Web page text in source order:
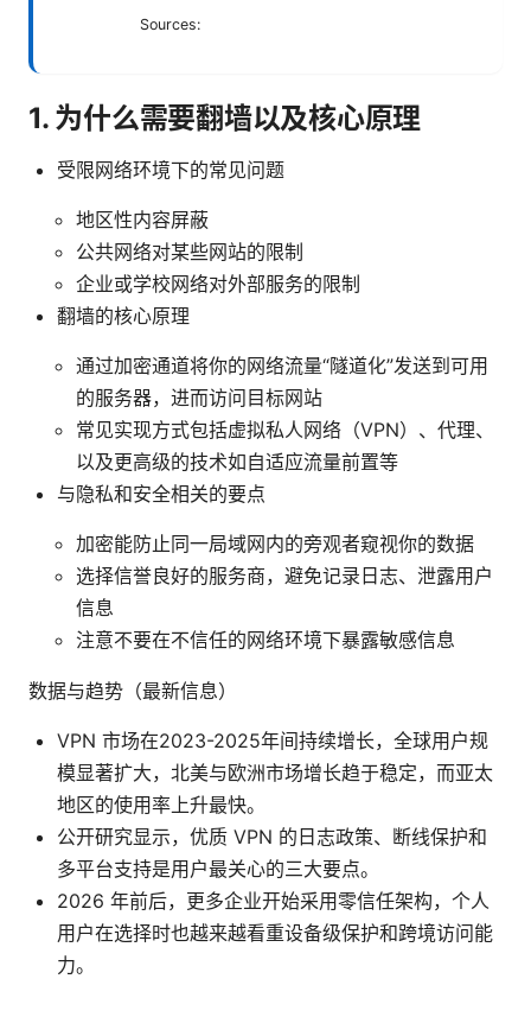
Sources:
1. 为什么需要翻墙以及核心原理
受限网络环境下的常见问题
地区性内容屏蔽
公共网络对某些网站的限制
企业或学校网络对外部服务的限制
翻墙的核心原理
通过加密通道将你的网络流量“隧道化”发送到可用
的服务器，进而访问目标网站
常见实现方式包括虚拟私人网络（VPN）、代理、
以及更高级的技术如自适应流量前置等
与隐私和安全相关的要点
加密能防止同一局域网内的旁观者窥视你的数据
选择信誉良好的服务商，避免记录日志、泄露用户
信息
注意不要在不信任的网络环境下暴露敏感信息
数据与趋势（最新信息）
VPN 市场在2023-2025年间持续增长，全球用户规
模显著扩大，北美与欧洲市场增长趋于稳定，而亚太
地区的使用率上升最快。
公开研究显示，优质 VPN 的日志政策、断线保护和
多平台支持是用户最关心的三大要点。
2026 年前后，更多企业开始采用零信任架构，个人
用户在选择时也越来越看重设备级保护和跨境访问能
力。